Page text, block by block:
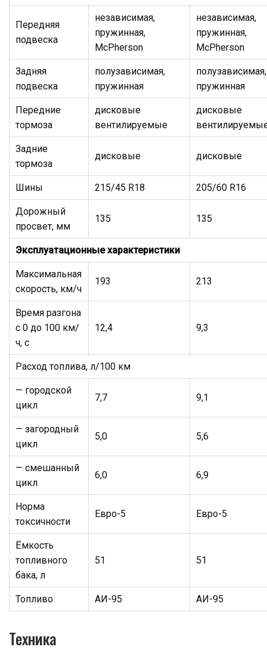
Передняя
подвеска
независимая,
пружинная,
McPherson
независимая,
пружинная,
McPherson
Задняя
подвеска
полузависимая,
пружинная
полузависимая,
пружинная
Передние
тормоза
дисковые
вентилируемые
дисковые
Задние
тормоза
дисковые дисковые
Шины 215/45 R18 205/60 R16
Дорожный
просвет, мм
135 135
Эксплуатационные характеристики
Максимальная
скорость, км/ч
193 213
Время разгона
с 0 до 100 км/
ч, с
12,4 9,3
Расход топлива, л/100 км
— городской
цикл
7,7 9,1
— загородный
цикл
5,0 5,6
— смешанный
цикл
6,0 6,9
Норма
токсичности
Евро-5 Евро-5
Ёмкость
топливного
бака, л
51 51
Топливо АИ-95 АИ-95
Техника